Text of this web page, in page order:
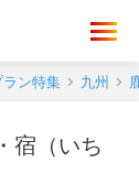
ン特集 九州
宿（いち